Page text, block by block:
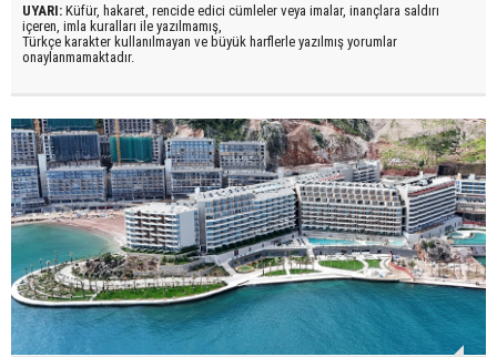
UYARI: Küfür, hakaret, rencide edici cümleler veya imalar, inançlara saldırı
içeren, imla kuralları ile yazılmamış,
Türkçe karakter kullanılmayan ve büyük harflerle yazılmış yorumlar
onaylanmamaktadır.